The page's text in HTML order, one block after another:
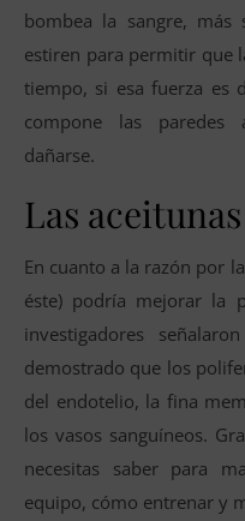
bombea la sangre,
estiren para permitir que
tiempo, si esa fuerza es
compone las paredes
dañarse.
Las
En cuanto a la razón por
éste) podría mejorar la
investigadores
demostrado que los
del endotelio, la fina
los vasos sanguíneos.
necesitas saber para
equipo, cómo entrenar y